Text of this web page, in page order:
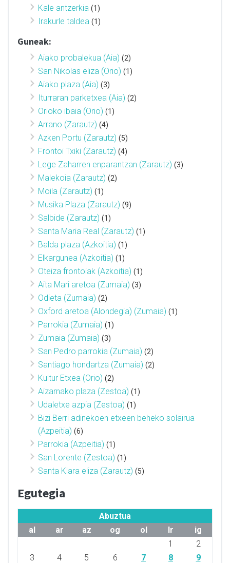
Kale antzerkia (1)
Irakurle taldea (1)
Guneak:
Aiako probalekua (Aia) (2)
San Nikolas eliza (Orio) (1)
Aiako plaza (Aia) (3)
Iturraran parketxea (Aia) (2)
Orioko ibaia (Orio) (1)
Arrano (Zarautz) (4)
Azken Portu (Zarautz) (5)
Frontoi Txiki (Zarautz) (4)
Lege Zaharren enparantzan (Zarautz) (3)
Malekoia (Zarautz) (2)
Moila (Zarautz) (1)
Musika Plaza (Zarautz) (9)
Salbide (Zarautz) (1)
Santa Maria Real (Zarautz) (1)
Balda plaza (Azkoitia) (1)
Elkargunea (Azkoitia) (1)
Oteiza frontoiak (Azkoitia) (1)
Aita Mari aretoa (Zumaia) (3)
Odieta (Zumaia) (2)
Oxford aretoa (Alondegia) (Zumaia) (1)
Parrokia (Zumaia) (1)
Zumaia (Zumaia) (3)
San Pedro parrokia (Zumaia) (2)
Santiago hondartza (Zumaia) (2)
Kultur Etxea (Orio) (2)
Aizarnako plaza (Zestoa) (1)
Udaletxe azpia (Zestoa) (1)
Bizi Berri adinekoen etxeen beheko solairua
(Azpeitia) (6)
Parrokia (Azpeitia) (1)
San Lorente (Zestoa) (1)
Santa Klara eliza (Zarautz) (5)
Egutegia
Abuztua
al
ar az og ol lr
ig
1
2
3
4 5 6 7 8
9